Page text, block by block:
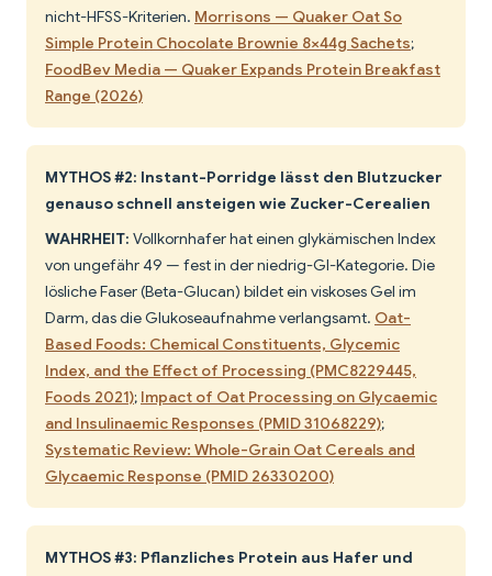
nicht-HFSS-Kriterien. Morrisons — Quaker Oat So
Simple Protein Chocolate Brownie 8×44g Sachets;
FoodBev Media — Quaker Expands Protein Breakfast
Range (2026)
MYTHOS #2: Instant-Porridge lässt den Blutzucker
genauso schnell ansteigen wie Zucker-Cerealien
WAHRHEIT: Vollkornhafer hat einen glykämischen Index
von ungefähr 49 — fest in der niedrig-GI-Kategorie. Die
lösliche Faser (Beta-Glucan) bildet ein viskoses Gel im
Darm, das die Glukoseaufnahme verlangsamt. Oat-
Based Foods: Chemical Constituents, Glycemic
Index, and the Effect of Processing (PMC8229445,
Foods 2021); Impact of Oat Processing on Glycaemic
and Insulinaemic Responses (PMID 31068229);
Systematic Review: Whole-Grain Oat Cereals and
Glycaemic Response (PMID 26330200)
MYTHOS #3: Pflanzliches Protein aus Hafer und